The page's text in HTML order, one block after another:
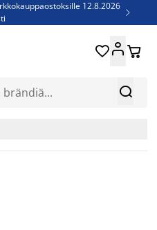
12.8.2026

jopa 60% 
 